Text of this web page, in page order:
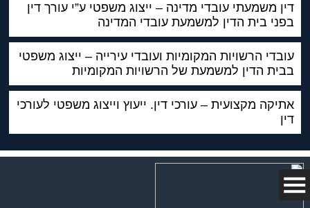
דין משמעתי עובדי מדינה – ייצוג משפטי ע”י עורך דין
בפני בית הדין למשמעת עובדי המדינה
עובדי הרשויות המקומיות ועובדי עירייה – ייצוג משפטי
בבית הדין למשמעת של הרשויות המקומיות
אתיקה מקצועית – עורכי דין. ייעוץ וייצוג משפטי לעורכי
דין